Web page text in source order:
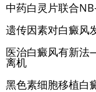
中药白灵片联合
遗传因素对白癜风
医治白癜风有新
离机
黑色素细胞移植白